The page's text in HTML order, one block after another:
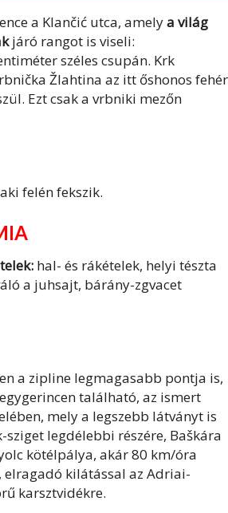
a Klančić utca, amelya világ
járó rangot is viseli:
széles csupán. Krk
Žlahtina az itt őshonos fehér
Ezt csak a vrbniki mezőn
felén fekszik.
hal- és rákételek, helyi tészta
a juhsajt, bárány-zgvacet
a zipline legmagasabb pontja is,
található, az ismert
mely a legszebb látványt is
legdélebbi részére, Baškára
kötélpálya, akár 80 km/óra
elragadó kilátással az Adriai-
karsztvidékre.